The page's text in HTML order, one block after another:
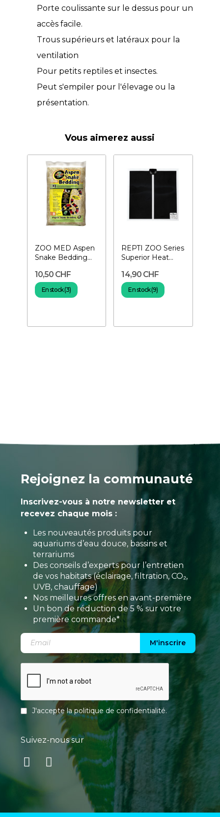
Porte coulissante sur le dessus pour un
accès facile.
Trous supérieurs et latéraux pour la
ventilation
Pour petits reptiles et insectes.
Peut s'empiler pour l'élevage ou la
présentation.
Vous aimerez aussi
ZOO MED Aspen
Snake Bedding
pour terrarium
10,50 CHF
En stock (3)
REPTI ZOO Series
Superior Heat
Tapis...
14,90 CHF
En stock (9)
Rejoignez la communauté
Inscrivez-vous à notre newsletter et
recevez chaque mois :
Les nouveautés produits pour
aquariums d’eau douce, bassins et
terrariums
Des conseils d’experts pour l’entretien
de vos habitats (éclairage, filtration, CO₂,
UVB, chauffage)
Nos meilleures offres en avant-première
Un bon de réduction de 5 % sur votre
première commande*
M'inscrire
J'accepte lapolitique de confidentialité.
Suivez-nous sur